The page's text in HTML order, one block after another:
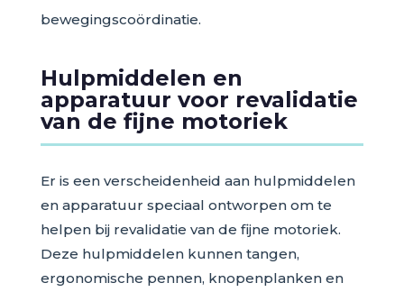
bewegingscoördinatie.
Hulpmiddelen en
apparatuur voor revalidatie
van de fijne motoriek
Er is een verscheidenheid aan hulpmiddelen
en apparatuur speciaal ontworpen om te
helpen bij revalidatie van de fijne motoriek.
Deze hulpmiddelen kunnen tangen,
ergonomische pennen, knopenplanken en